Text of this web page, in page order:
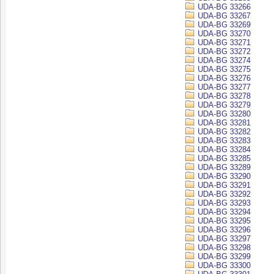
UDA-BG 33266
UDA-BG 33267
UDA-BG 33269
UDA-BG 33270
UDA-BG 33271
UDA-BG 33272
UDA-BG 33274
UDA-BG 33275
UDA-BG 33276
UDA-BG 33277
UDA-BG 33278
UDA-BG 33279
UDA-BG 33280
UDA-BG 33281
UDA-BG 33282
UDA-BG 33283
UDA-BG 33284
UDA-BG 33285
UDA-BG 33289
UDA-BG 33290
UDA-BG 33291
UDA-BG 33292
UDA-BG 33293
UDA-BG 33294
UDA-BG 33295
UDA-BG 33296
UDA-BG 33297
UDA-BG 33298
UDA-BG 33299
UDA-BG 33300